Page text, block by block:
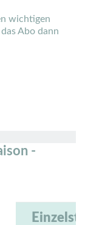
wichtigen
Abo dann
-